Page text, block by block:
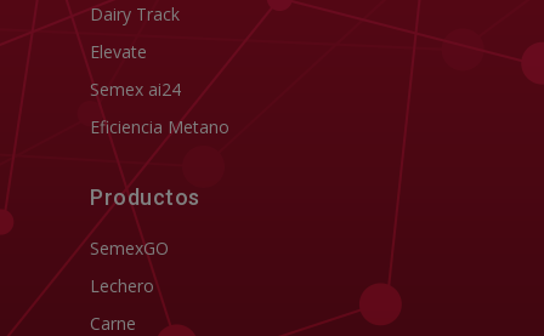
Dairy Track
Elevate
Semex ai24
Eficiencia Metano
Productos
SemexGO
Lechero
Carne